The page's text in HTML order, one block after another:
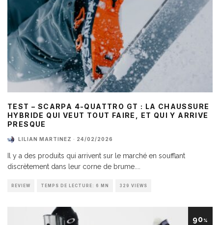
TEST – SCARPA 4-QUATTRO GT : LA CHAUSSURE
HYBRIDE QUI VEUT TOUT FAIRE, ET QUI Y ARRIVE
PRESQUE
LILIAN MARTINEZ · 24/02/2026
Il y a des produits qui arrivent sur le marché en soufflant
discrètement dans leur corne de brume.
REVIEW TEMPS DE LECTURE: 6 MN 329 VIEWS
90%